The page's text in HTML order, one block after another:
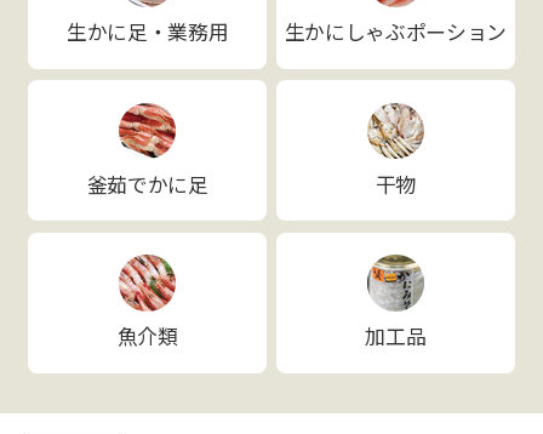
生かに足・業務用 生かにしゃぶポーション
釜茹でかに足 干物
魚介類 加工品